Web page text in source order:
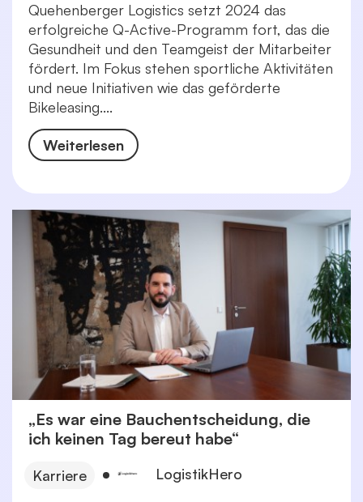
Quehenberger Logistics setzt 2024 das
erfolgreiche Q-Active-Programm fort, das die
Gesundheit und den Teamgeist der Mitarbeiter
fördert. Im Fokus stehen sportliche Aktivitäten
und neue Initiativen wie das geförderte
Bikeleasing....
Weiterlesen
„Es war eine Bauchentscheidung, die
ich keinen Tag bereut habe“
Karriere LogistikHero